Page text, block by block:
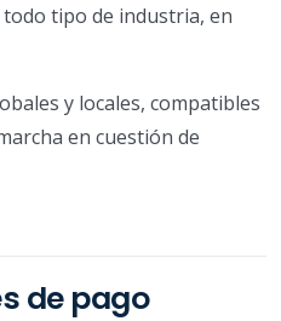
tipo de industria, en
y locales, compatibles
en cuestión de
de pago